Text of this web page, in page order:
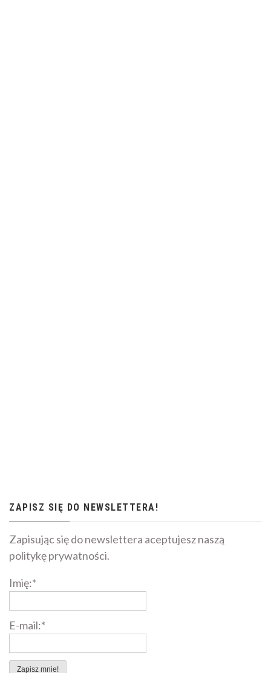
ZAPISZ SIĘ DO NEWSLETTERA!
Zapisując się do newslettera aceptujesz naszą
politykę prywatności.
Imię:*
E-mail:*